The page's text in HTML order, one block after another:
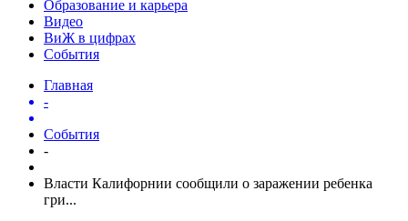
Образование и карьера
Видео
ВиЖ в цифрах
События
Главная
-
События
-
Власти Калифорнии сообщили о заражении ребенка
гри...